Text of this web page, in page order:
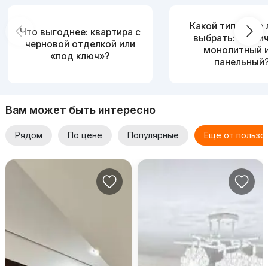
Что выгоднее: квартира с
черновой отделкой или
«под ключ»?
Какой тип дома
выбрать:
монолитный
Вам может быть интересно
Рядом По цене Популярные Еще от